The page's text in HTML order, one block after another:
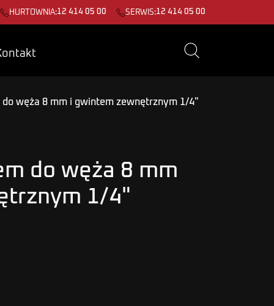
HURTOWNIA:12 414 05 00 SERWIS:12 414 05 00
do węża 8 mm i gwintem zewnętrznym 1/4"
do węża 8 mm
1/4"